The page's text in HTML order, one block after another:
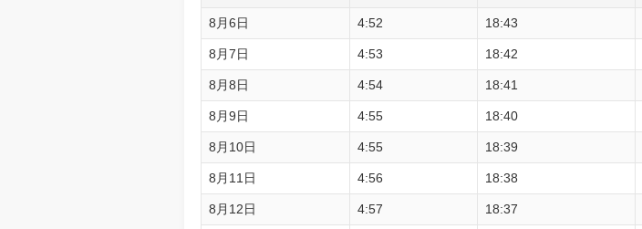
8月6日 4:52 18:43
8月7日 4:53 18:42
8月8日 4:54 18:41
8月9日 4:55 18:40
8月10日 4:55 18:39
8月11日 4:56 18:38
8月12日 4:57 18:37